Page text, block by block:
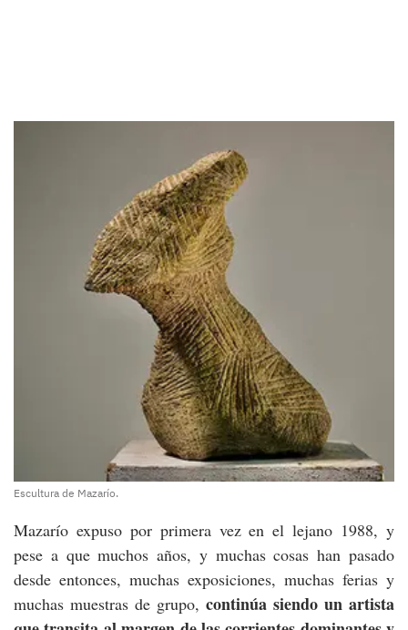
Escultura de Mazarío.
Mazarío expuso por primera vez en el lejano 1988, y
pese a que muchos años, y muchas cosas han pasado
desde entonces, muchas exposiciones, muchas ferias y
muchas muestras de grupo, continúa siendo un artista